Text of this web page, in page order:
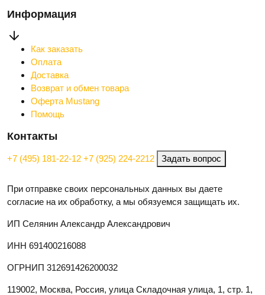
Информация
Как заказать
Оплата
Доставка
Возврат и обмен товара
Оферта Mustang
Помощь
Контакты
+7 (495) 181-22-12 +7 (925) 224-2212 Задать вопрос
При отправке своих персональных данных вы даете
согласие на их обработку, а мы обязуемся защищать их.
ИП Селянин Александр Александрович
ИНН 691400216088
ОГРНИП 312691426200032
119002, Москва, Россия, улица Складочная улица, 1, стр. 1,